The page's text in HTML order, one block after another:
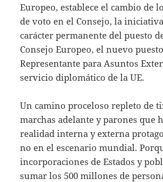
Europeo, establece el cambio de
de voto en el Consejo, la
carácter permanente del puesto
Consejo Europeo, el nuevo
Representante para Asuntos
servicio diplomático de la UE.
Un camino proceloso repleto de
marchas adelante y parones que
realidad interna y externa
no en el escenario mundial.
incorporaciones de Estados y
sumar los 500 millones de